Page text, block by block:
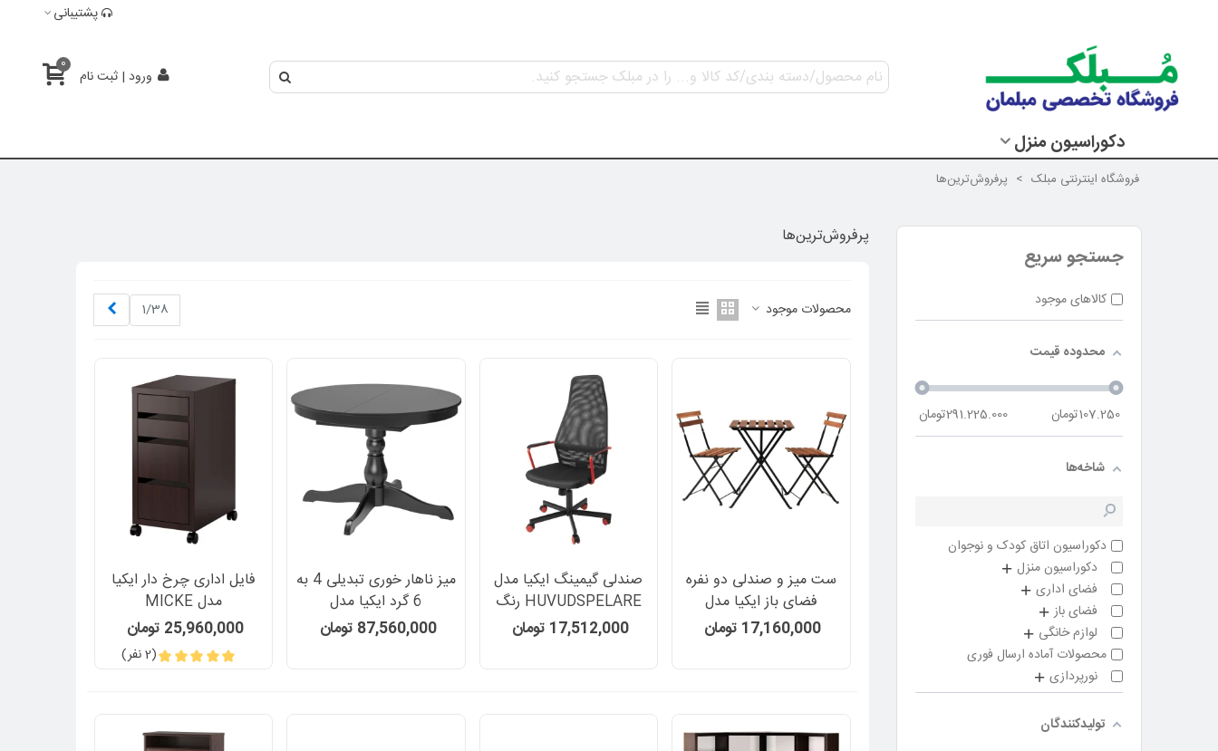
پشتیبانی
ورود | ثبت نام
0
دکوراسیون منزل
فروشگاه اینترنتی مبلک > پرفروش‌ترین‌ها
جستجو سریع
کالاهای موجود
محدوده قیمت
107.250تومان 291.225.000تومان
شاخه‌ها
دکوراسیون اتاق کودک و نوجوان
دکوراسیون منزل
فضای اداری
فضای باز
لوازم خانگی
محصولات آماده ارسال فوری
نورپردازی
تولیدکنندگان
پرفروش‌ترین‌ها
محصولات موجود 1/38
ست میز و صندلی دو نفره
فضای باز ایکیا مدل
TARNO
17,160,000 تومان
صندلی گیمینگ ایکیا مدل
HUVUDSPELARE رنگ
مشکی قرمز
17,512,000 تومان
میز ناهار خوری تبدیلی 4 به
6 گرد ایکیا مدل
INGATORP
87,560,000 تومان
فایل اداری چرخ دار ایکیا
مدل MICKE
25,960,000 تومان
(2 نفر)